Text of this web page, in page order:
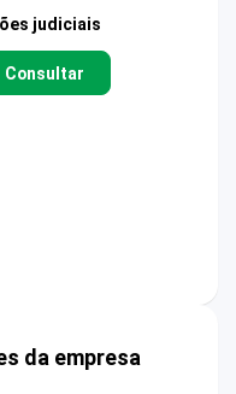
judiciais
Consultar
da empresa